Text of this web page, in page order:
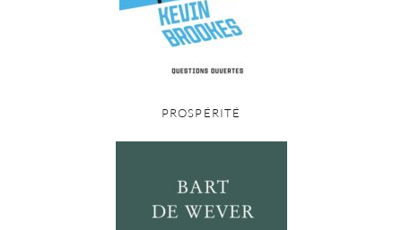
PROSPÉRITÉ